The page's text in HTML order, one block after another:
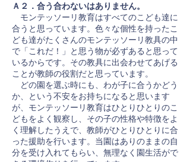
Ａ２．合う合わないはありません。
モンテッソーリ教育はすべてのこども達に
合うと思っています。色々な個性を持ったこ
ども達がたくさんのモンテッソーリ教具の中
で「これだ！」と思う物が必ずあると思って
いるからです。その教具に出会わせてあげる
ことが教師の役割だと思っています。
どの園を選ぶ時にも、わが子に合うかどう
か、という不安をお持ちになると思います
が、モンテッソーリ教育はひとりひとりのこ
どもをよく観察し、その子の性格や特徴をよ
く理解したうえで、教師がひとりひとりに合
った援助を行います。当園はありのままの自
分を受け入れてもらい、無理なく園生活がで